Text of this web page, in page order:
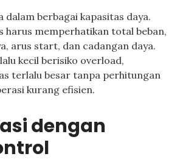
berbagai kapasitas daya.
harus memperhatikan total beban,
arus start, dan cadangan daya.
kecil berisiko overload,
terlalu besar tanpa perhitungan
kurang efisien.
dengan